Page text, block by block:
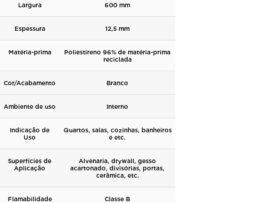
Largura 600 mm
Espessura 12,5 mm
Matéria-prima Poliestireno 96% de matéria-prima
reciclada
Cor/Acabamento Branco
Ambiente de uso Interno
Indicação de
Uso
Quartos, salas, cozinhas, banheiros
e etc.
Superfícies de
Aplicação
Alvenaria, drywall, gesso
acartonado, divisórias, portas,
cerâmica, etc.
Flamabilidade Classe B